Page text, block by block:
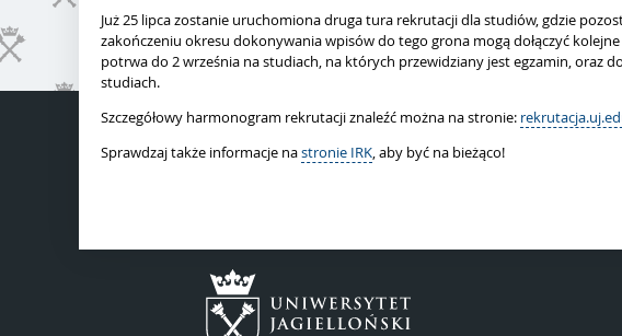
Już 25 lipca zostanie uruchomiona druga tura rekrutacji dla studiów, gdzie
zakończeniu okresu dokonywania wpisów do tego grona mogą dołączyć
potrwa do 2 września na studiach, na których przewidziany jest egzamin, oraz
studiach.
Szczegółowy harmonogram rekrutacji znaleźć można na stronie:
Sprawdzaj także informacje nastronie IRK, aby być na bieżąco!